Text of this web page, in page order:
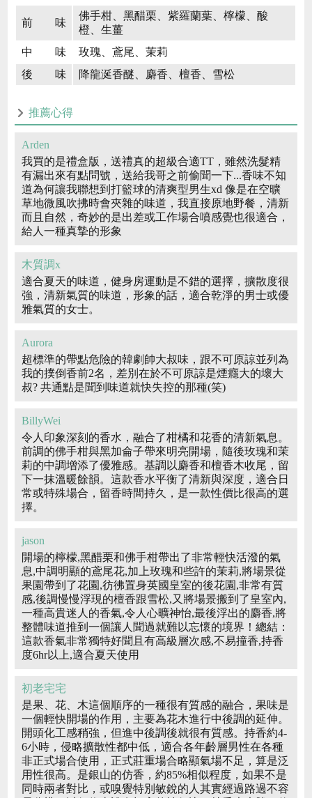
前 味
佛手柑、黑醋栗、紫羅蘭葉、檸檬、酸
橙、生薑
中 味
玫瑰、鳶尾、茉莉
後 味
降龍涎香醚、麝香、檀香、雪松
推薦心得
Arden
我買的是禮盒版，送禮真的超級合適TT，雖然洗髮精
有漏出來有點問號，送給我哥之前偷聞一下...香味不知
道為何讓我聯想到打籃球的清爽型男生xd 像是在空曠
草地微風吹拂時會夾雜的味道，我直接原地野餐，清新
而且自然，奇妙的是出差或工作場合噴感覺也很適合，
給人一種真摯的形象
木質調x
適合夏天的味道，健身房運動是不錯的選擇，擴散度很
強，清新氣質的味道，形象的話，適合乾淨的男士或優
雅氣質的女士。
Aurora
超標準的帶點危險的韓劇帥大叔味，跟不可原諒並列為
我的撲倒香前2名，差別在於不可原諒是煙癮大的壞大
叔? 共通點是聞到味道就快失控的那種(笑)
BillyWei
令人印象深刻的香水，融合了柑橘和花香的清新氣息。
前調的佛手柑與黑加侖子帶來明亮開場，隨後玫瑰和茉
莉的中調增添了優雅感。基調以麝香和檀香木收尾，留
下一抹溫暖餘韻。這款香水平衡了清新與深度，適合日
常或特殊場合，留香時間持久，是一款性價比很高的選
擇。
jason
開場的檸檬,黑醋栗和佛手柑帶出了非常輕快活潑的氣
息,中調明顯的鳶尾花,加上玫瑰和些許的茉莉,將場景從
果園帶到了花園,彷彿置身英國皇室的後花園,非常有質
感,後調慢慢浮現的檀香跟雪松,又將場景搬到了皇室內,
一種高貴迷人的香氣,令人心曠神怡,最後浮出的麝香,將
整體味道推到一個讓人聞過就難以忘懷的境界！總結：
這款香氣非常獨特好聞且有高級層次感,不易撞香,持香
度6hr以上,適合夏天使用
初老宅宅
是果、花、木這個順序的一種很有質感的融合，果味是
一個輕快開場的作用，主要為花木進行中後調的延伸。
開頭化工感稍強，但進中後調後就很有質感。持香約4-
6小時，侵略擴散性都中低，適合各年齡層男性在各種
非正式場合使用，正式莊重場合略顯氣場不足，算是泛
用性很高。是銀山的仿香，約85%相似程度，如果不是
同時兩者對比，或嗅覺特別敏銳的人其實經過路過不容